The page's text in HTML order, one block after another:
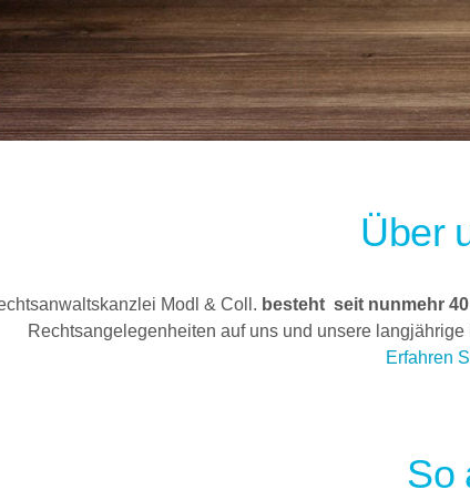
Über
Modl & Coll. besteht seit nunmehr
Rechtsangelegenheiten auf uns und unsere
Erfahren
So